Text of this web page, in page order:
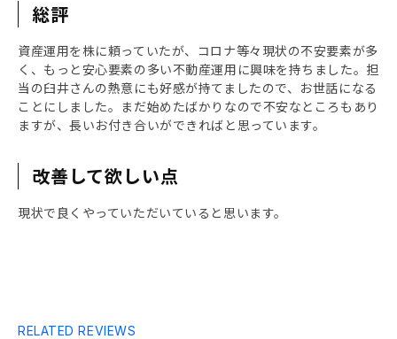
総評
資産運用を株に頼っていたが、コロナ等々現状の不安要素が多
く、もっと安心要素の多い不動産運用に興味を持ちました。担
当の臼井さんの熱意にも好感が持てましたので、お世話になる
ことにしました。まだ始めたばかりなので不安なところもあり
ますが、長いお付き合いができればと思っています。
改善して欲しい点
現状で良くやっていただいていると思います。
RELATED REVIEWS